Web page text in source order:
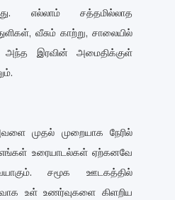
எல்லாம் சத்தமில்லாத
வீசும் காற்று, சாலையில்
அந்த இரவின் அமைதிக்குள்
முதல் முறையாக நேரில்
உரையாடல்கள் ஏற்கனவே
சமூக ஊடகத்தில்
உள் உணர்வுகளை கிளறிய